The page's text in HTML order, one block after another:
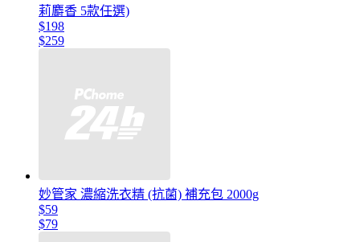
莉麝香 5款任選)
$198
$259
妙管家 濃縮洗衣精 (抗菌) 補充包 2000g
$59
$79